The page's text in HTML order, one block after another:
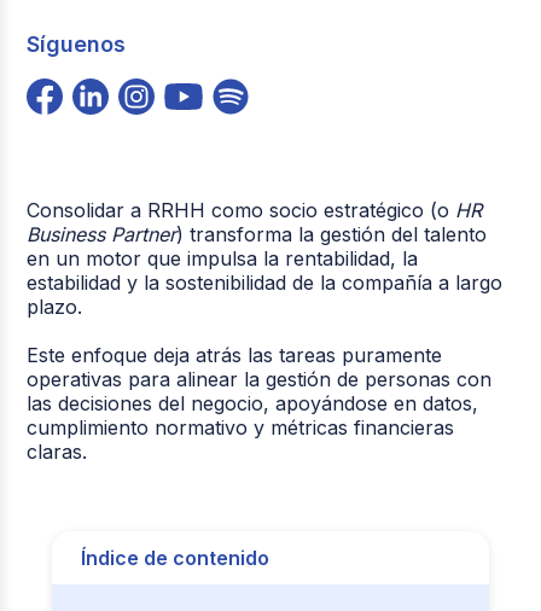
Síguenos
Consolidar a RRHH como socio estratégico (o HR
Business Partner) transforma la gestión del talento
en un motor que impulsa la rentabilidad, la
estabilidad y la sostenibilidad de la compañía a largo
plazo.
Este enfoque deja atrás las tareas puramente
operativas para alinear la gestión de personas con
las decisiones del negocio, apoyándose en datos,
cumplimiento normativo y métricas financieras
claras.
Índice de contenido